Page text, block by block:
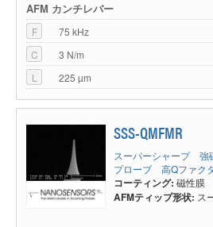
AFM カンチレバー
F
75 kHz
C
3 N/m
L
225 µm
SSS-QMFMR
スーパーシャープ
プローブ 高Qファク
コーティング: 磁性膜
AFMティップ形状: ス